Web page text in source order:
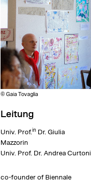
© Gaia Tovaglia
Leitung
Univ. Prof.inDr. Giulia
Mazzorin
Univ. Prof. Dr. Andrea Curtoni
co-founder of Biennale